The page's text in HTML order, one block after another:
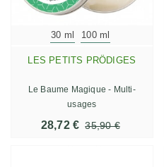
30 ml 100 ml
LES PETITS PRÖDIGES
Le Baume Magique - Multi-
usages
28,72 € 35,90 €